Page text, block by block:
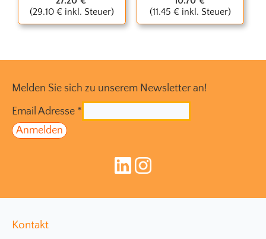
(29.10 € inkl. Steuer)
(11.45 € inkl. Steuer)
Melden Sie sich zu unserem Newsletter an!
Email Adresse *
Kontakt